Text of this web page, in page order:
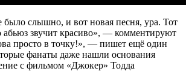
слышно, и вот новая песня, ура. Тот
абьюз звучит красиво», — комментируют
просто в точку!», — пишет ещё один
фанаты даже нашли основания
с фильмом «Джокер» Тодда